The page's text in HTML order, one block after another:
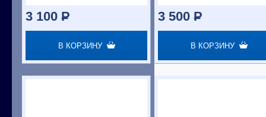
3 100 P
В КОРЗИНУ
3 500 P
В КОРЗИНУ